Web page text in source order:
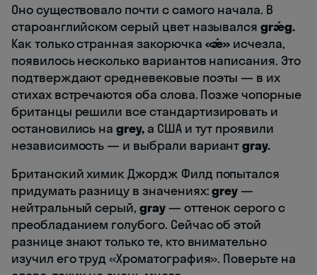
Оно существовало почти с самого начала. В
староанглийском серый цвет называлсяgrǽg.
Как только странная закорючка «ǽ» исчезла,
появилось несколько вариантов написания. Это
подтверждают средневековые поэты — в их
стихах встречаются оба слова. Позже чопорные
британцы решили все стандартизировать и
остановились наgrey,а США и тут проявили
независимость — и выбрали вариантgray.
Британский химик Джордж Филд попытался
придумать разницу в значениях:grey —
нейтральный серый, gray— оттенок серого с
преобладанием голубого. Сейчас об этой
разнице знают только те, кто внимательно
изучил его труд «Хроматография». Поверьте на